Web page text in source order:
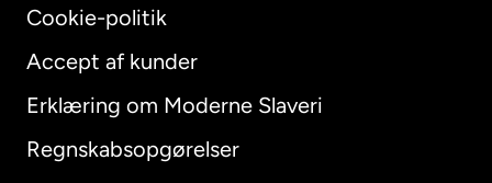
Cookie-politik
Accept af kunder
Erklæring om Moderne Slaveri
Regnskabsopgørelser
International English